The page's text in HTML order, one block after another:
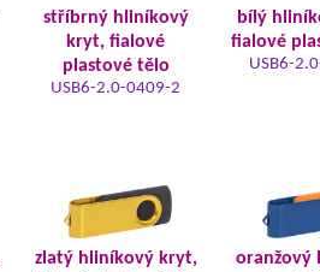
stříbrný hliníkový
kryt, fialové
plastové tělo
USB6-2.0-0409-2
bílý
fialové
USB6-
zlatý hliníkový kryt,
oranžový